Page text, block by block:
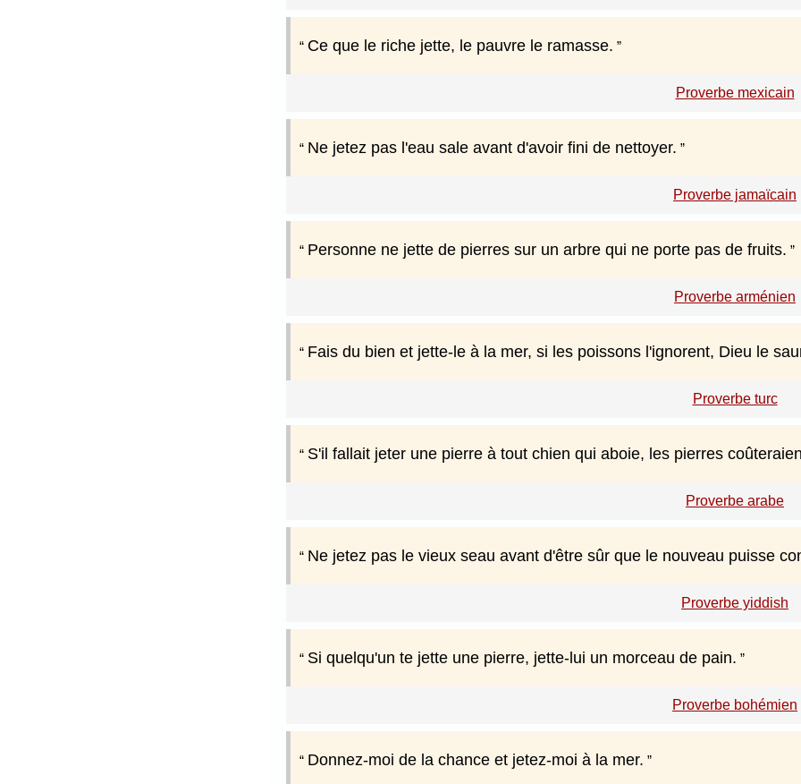
Ce que le riche jette, le pauvre le ramasse.
Proverbe mexicain
Ne jetez pas l'eau sale avant d'avoir fini de nettoyer.
Proverbe jamaïcain
Personne ne jette de pierres sur un arbre qui ne porte pas de fruits.
Proverbe arménien
Fais du bien et jette-le à la mer, si les poissons l'ignorent, Dieu le
Proverbe turc
S'il fallait jeter une pierre à tout chien qui aboie, les pierres
Proverbe arabe
Ne jetez pas le vieux seau avant d'être sûr que le nouveau puisse
Proverbe yiddish
Si quelqu'un te jette une pierre, jette-lui un morceau de pain.
Proverbe bohémien
Donnez-moi de la chance et jetez-moi à la mer.